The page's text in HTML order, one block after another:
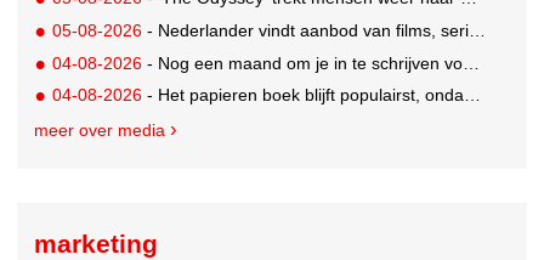
05-08-2026 - Nederlander vindt aanbod van films, series en sport vaak versnipperd
04-08-2026 - Nog een maand om je in te schrijven voor de Mercurs 2026
04-08-2026 - Het papieren boek blijft populairst, ondanks digitale alternatieven
meer over media
marketing